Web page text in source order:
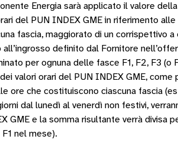
Energia sarà applicato il valore
del PUN INDEX GME in riferimento
fascia, maggiorato di un corrispettivo
definito dal Fornitore
per ognuna delle fasce F1, F2, F3 (o
valori orari del PUN INDEX GME, come
ore che costituiscono ciascuna fascia
dal lunedì al venerdì non festivi,
GME e la somma risultante verrà divisa
nel mese).